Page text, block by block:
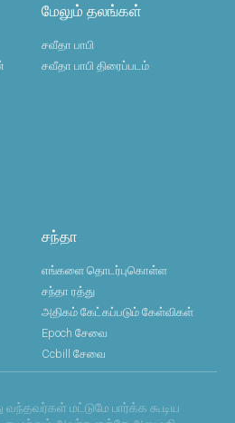
மேலும் தலங்கள்
சவீதா பாபி
சவீதா பாபி திரைப்படம்
சந்தா
எங்களை தொடர்புகொள்ள
சந்தா ரத்து
அதிகம் கேட்கப்படும் கேள்விகள்
Epoch சேவை
Ccbill சேவை
மட்டுமே பார்க்க கூடிய